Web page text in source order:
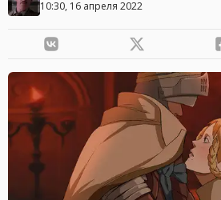
10:30, 16 апреля 2022